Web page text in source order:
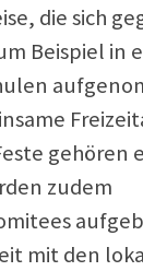
die sich
Beispiel in
gehören
zudem
mit den